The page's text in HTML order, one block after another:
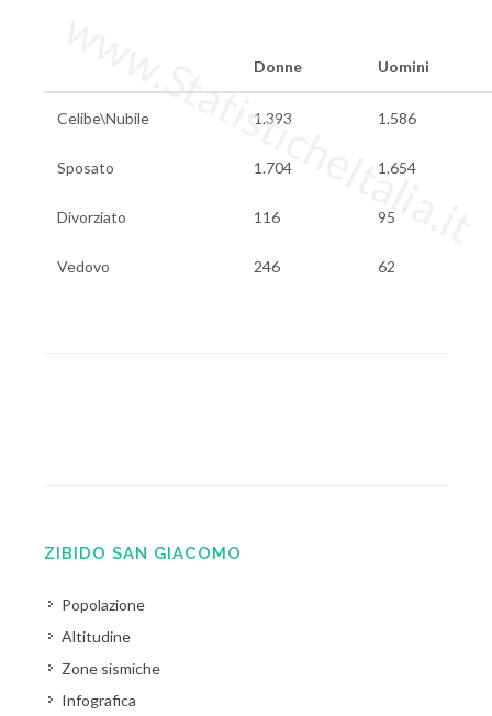
Donne Uomini
Celibe\Nubile 1.393 1.586
Sposato 1.704 1.654
Divorziato 116 95
Vedovo 246 62
www.StatisticheItalia.it
ZIBIDO SAN GIACOMO
Popolazione
Altitudine
Zone sismiche
Infografica